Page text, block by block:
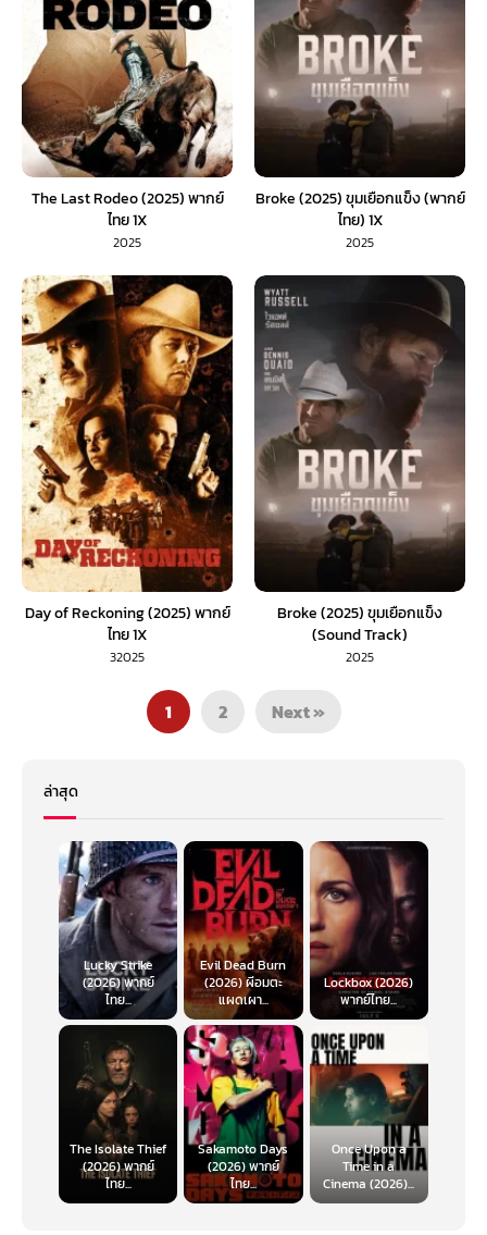
The Last Rodeo (2025) พากย์
ไทย 1X
2025
Broke (2025) ขุมเยือกแข็ง (พากย์
ไทย) 1X
2025
Day of Reckoning (2025) พากย์
ไทย 1X
32025
Broke (2025) ขุมเยือกแข็ง
(Sound Track)
2025
1 2 Next »
ล่าสุด
Lucky Strike
(2026) พากย์
ไทย...
Evil Dead Burn
(2026) ผีอมตะ
แผดเผา...
Lockbox (2026)
พากย์ไทย...
The Isolate Thief
(2026) พากย์
ไทย...
Sakamoto Days
(2026) พากย์
ไทย...
Once Upon a
Time in a
Cinema (2026)...